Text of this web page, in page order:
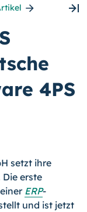
4PS
setzt ihre
erste
ERP-
und ist jetzt